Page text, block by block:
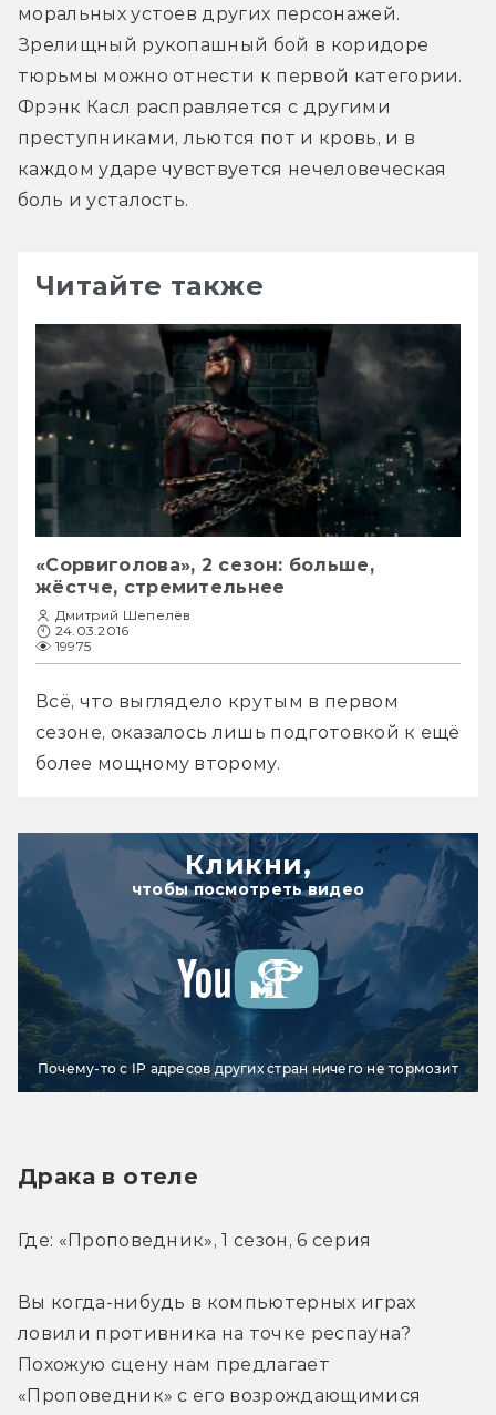
моральных устоев других персонажей.
Зрелищный рукопашный бой в коридоре
тюрьмы можно отнести к первой категории.
Фрэнк Касл расправляется с другими
преступниками, льются пот и кровь, и в
каждом ударе чувствуется нечеловеческая
боль и усталость.
Читайте также
«Сорвиголова», 2 сезон: больше,
жёстче, стремительнее
Дмитрий Шепелёв
24.03.2016
19975
Всё, что выглядело крутым в первом
сезоне, оказалось лишь подготовкой к ещё
более мощному второму.
Кликни,
чтобы посмотреть видео
Почему-то с IP адресов других стран ничего не тормозит
Драка в отеле
Где: «Проповедник», 1 сезон, 6 серия
Вы когда-нибудь в компьютерных играх
ловили противника на точке респауна?
Похожую сцену нам предлагает
«Проповедник» с его возрождающимися